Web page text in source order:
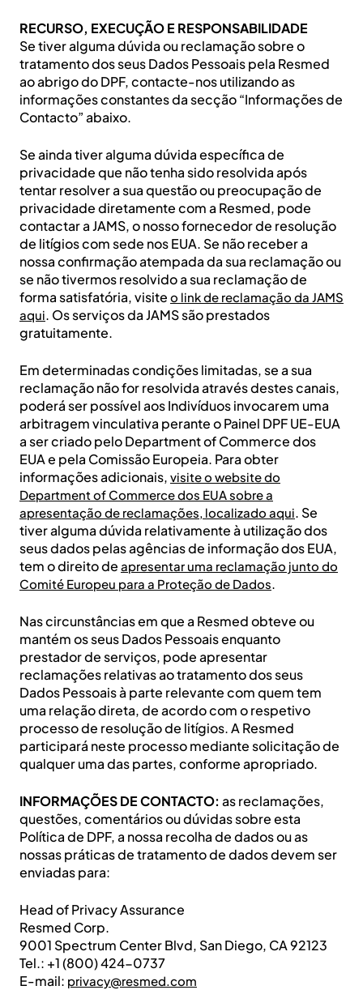
RECURSO, EXECUÇÃO E RESPONSABILIDADE
Se tiver alguma dúvida ou reclamação sobre o
tratamento dos seus Dados Pessoais pela Resmed
ao abrigo do DPF, contacte-nos utilizando as
informações constantes da secção “Informações de
Contacto” abaixo.
Se ainda tiver alguma dúvida específica de
privacidade que não tenha sido resolvida após
tentar resolver a sua questão ou preocupação de
privacidade diretamente com a Resmed, pode
contactar a JAMS, o nosso fornecedor de resolução
de litígios com sede nos EUA. Se não receber a
nossa confirmação atempada da sua reclamação ou
se não tivermos resolvido a sua reclamação de
forma satisfatória, visite o link de reclamação da JAMS
aqui. Os serviços da JAMS são prestados
gratuitamente.
Em determinadas condições limitadas, se a sua
reclamação não for resolvida através destes canais,
poderá ser possível aos Indivíduos invocarem uma
arbitragem vinculativa perante o Painel DPF UE-EUA
a ser criado pelo Department of Commerce dos
EUA e pela Comissão Europeia. Para obter
informações adicionais, visite o website do
Department of Commerce dos EUA sobre a
apresentação de reclamações, localizado aqui. Se
tiver alguma dúvida relativamente à utilização dos
seus dados pelas agências de informação dos EUA,
tem o direito de apresentar uma reclamação junto do
Comité Europeu para a Proteção de Dados.
Nas circunstâncias em que a Resmed obteve ou
mantém os seus Dados Pessoais enquanto
prestador de serviços, pode apresentar
reclamações relativas ao tratamento dos seus
Dados Pessoais à parte relevante com quem tem
uma relação direta, de acordo com o respetivo
processo de resolução de litígios. A Resmed
participará neste processo mediante solicitação de
qualquer uma das partes, conforme apropriado.
INFORMAÇÕES DE CONTACTO: as reclamações,
questões, comentários ou dúvidas sobre esta
Política de DPF, a nossa recolha de dados ou as
nossas práticas de tratamento de dados devem ser
enviadas para:
Head of Privacy Assurance
Resmed Corp.
9001 Spectrum Center Blvd, San Diego, CA 92123
Tel.: +1 (800) 424-0737
E-mail: privacy@resmed.com